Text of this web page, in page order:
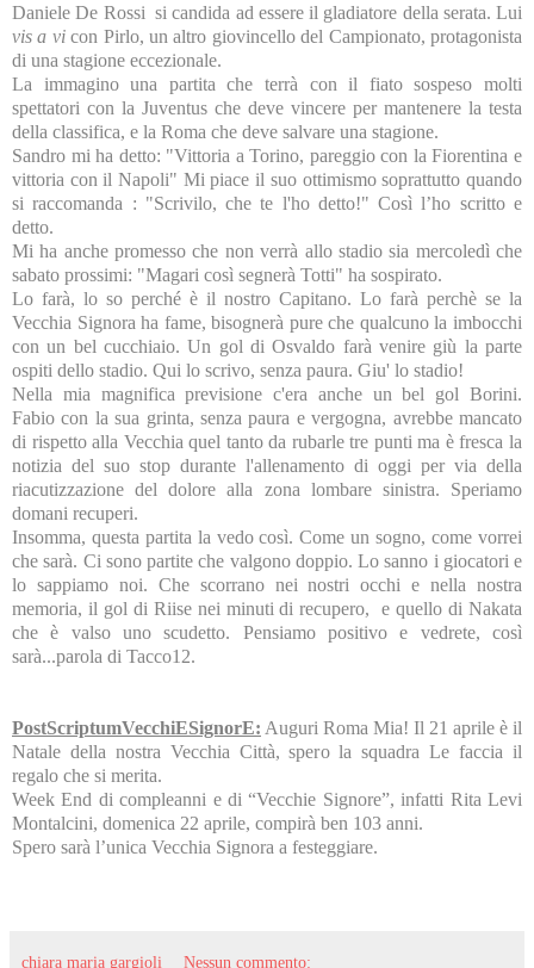
Daniele De Rossi si candida ad essere il gladiatore della serata. Lui
vis a vicon Pirlo, un altro giovincello del Campionato, protagonista
di una stagione eccezionale.
La immagino una partita che terrà con il fiato sospeso molti
spettatori con la Juventus che deve vincere per mantenere la testa
della classifica, e la Roma che deve salvare una stagione.
Sandro mi ha detto: "Vittoria a Torino, pareggio con la Fiorentina e
vittoria con il Napoli" Mi piace il suo ottimismo soprattutto quando
si raccomanda : "Scrivilo, che te l'ho detto!" Così l’ho scritto e
detto.
Mi ha anche promesso che non verrà allo stadio sia mercoledì che
sabato prossimi: "Magari così segnerà Totti" ha sospirato.
Lo farà, lo so perché è il nostro Capitano. Lo farà perchè se la
Vecchia Signora ha fame, bisognerà pure che qualcuno la imbocchi
con un bel cucchiaio. Un gol di Osvaldo farà venire giù la parte
ospiti dello stadio. Qui lo scrivo, senza paura. Giu' lo stadio!
Nella mia magnifica previsione c'era anche un bel gol Borini.
Fabio con la sua grinta, senza paura e vergogna, avrebbe mancato
di rispetto alla Vecchia quel tanto da rubarle tre punti ma è fresca la
notizia del suo stop durante l'allenamento di oggi per via della
riacutizzazione del dolore alla zona lombare sinistra. Speriamo
domani recuperi.
Insomma, questa partita la vedo così. Come un sogno, come vorrei
che sarà. Ci sono partite che valgono doppio. Lo sanno i giocatori e
lo sappiamo noi. Che scorrano nei nostri occhi e nella nostra
memoria, il gol di Riise nei minuti di recupero, e quello di Nakata
che è valso uno scudetto. Pensiamo positivo e vedrete, così
sarà...parola di Tacco12.
PostScriptumVecchiESignorE: Auguri Roma Mia! Il 21 aprile è il
Natale della nostra Vecchia Città, spero la squadra Le faccia il
regalo che si merita.
Week End di compleanni e di “Vecchie Signore”, infatti Rita Levi
Montalcini, domenica 22 aprile, compirà ben 103 anni.
Spero sarà l’unica Vecchia Signora a festeggiare.
chiara maria gargioli Nessun commento: